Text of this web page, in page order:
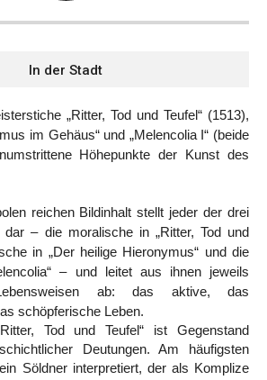
In der Stadt
„Ritter, Tod und Teufel“ (1513),
im Gehäus“ und „Melencolia I“ (beide
Höhepunkte der Kunst des
reichen Bildinhalt stellt jeder der drei
dar – die moralische in „Ritter, Tod und
in „Der heilige Hieronymus“ und die
– und leitet aus ihnen jeweils
ab: das aktive, das
schöpferische Leben.
Tod und Teufel“ ist Gegenstand
Deutungen. Am häufigsten
Söldner interpretiert, der als Komplize